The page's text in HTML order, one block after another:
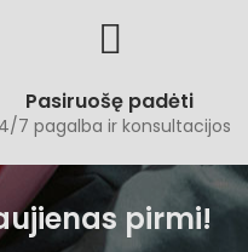
Pasiruošę padėti
7 pagalba ir konsultacijos
pirmi!